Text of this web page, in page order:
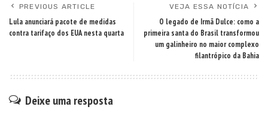
PREVIOUS ARTICLE
Lula anunciará pacote de medidas
contra tarifaço dos EUA nesta quarta
VEJA ESSA NOTÍCIA
O legado de Irmã Dulce: como a
primeira santa do Brasil transformou
um galinheiro no maior complexo
filantrópico da Bahia
Deixe uma resposta